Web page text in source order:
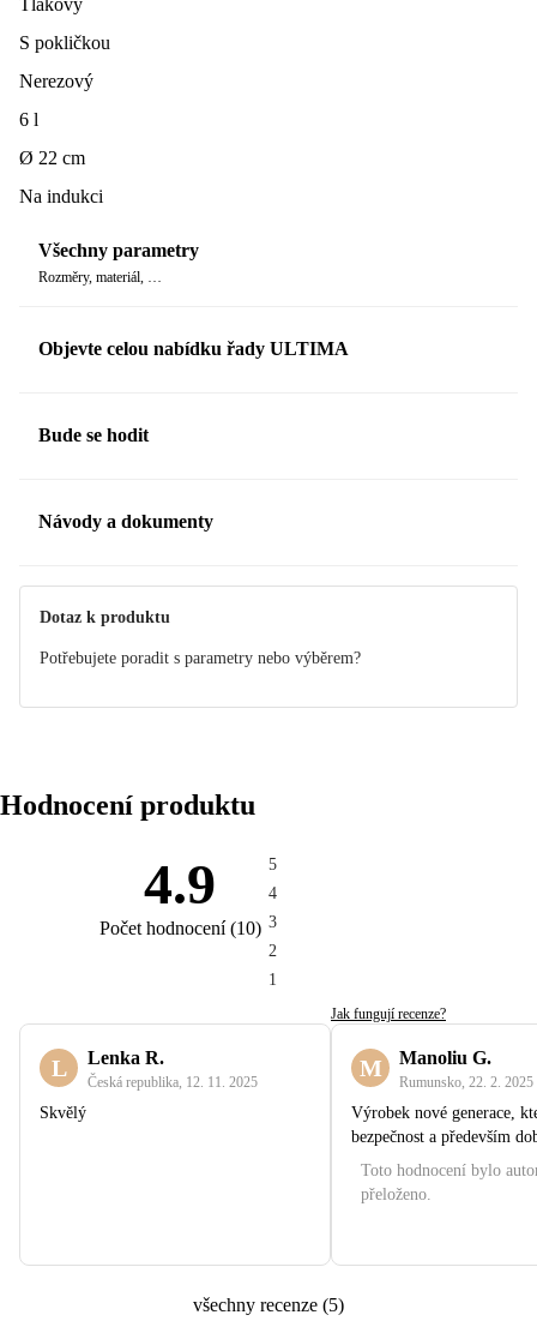
Tlakový hrnec je vyroben z prvotřídní nerezové oceli, odolného
plastu a disponuje třívrstvým sendvičovým dnem.
Je opatřen indikátorem tlaku, 4 pojistkami a ergonomickými
úchyty.Třívrstvé sendvičové dno je vhodné pro všechny typy
Tescoma
kvalitu oceňovanou po celém světě.
1992 založena. Od té doby slaví velké úspěchy a má obchodní
S pokličkou
Nerezový
6 l
Ø 22 cm
Na indukci
Všechny parametry
Rozměry, materiál, …
Objevte celou nabídku řady ULTIMA
Bude se hodit
Návody a dokumenty
Manuál
Dotaz k produktu
Potřebujete poradit s parametry nebo výběrem?
Hodnocení produktu
4.9
Počet hodnocení(10)
5
4
3
2
1
Jak fungují recenze?
L Lenka R.
Česká republika 12. 11. 2025
Skvělý
M Manoliu G.
Rumunsko 22. 2. 2025
Výrobek nové generace,
bezpečnost a především
Toto hodnocení bylo
přeloženo.
všechny recenze (5)